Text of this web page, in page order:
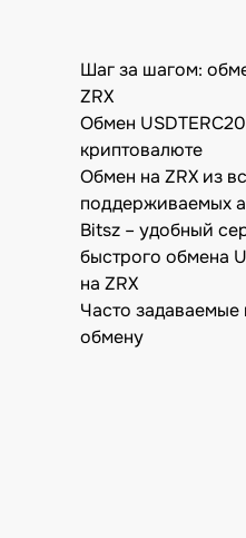
Шаг за шагом:
ZRX
Обмен
криптовалюте
Обмен на ZRX из
поддерживаемых
Bitsz – удобный
быстрого обмена
на ZRX
Часто
обмену